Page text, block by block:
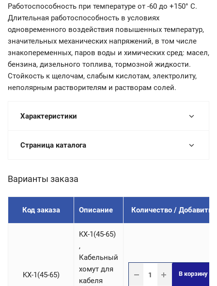
Работоспособность при температуре от -60 до +150° С.
Длительная работоспособность в условиях
одновременного воздействия повышенных температур,
значительных механических напряжений, в том числе
знакопеременных, паров воды и химических сред: масел,
бензина, дизельного топлива, тормозной жидкости.
Стойкость к щелочам, слабым кислотам, электролиту,
неполярным растворителям и растворам солей.
Характеристики
Страница каталога
Варианты заказа
Код заказа Описание Количество / Добавить
KX-1(45-65)
KX-1(45-65)
,
Кабельный
хомут для
кабеля
В корзину